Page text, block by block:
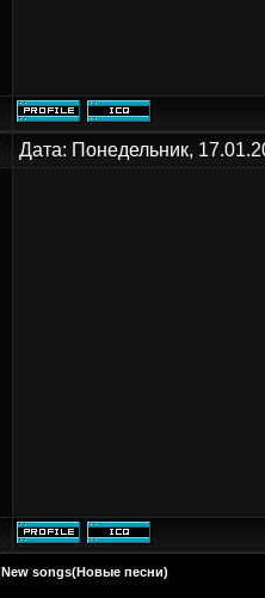
Дата: Понедельник,
New songs(Новые песни)